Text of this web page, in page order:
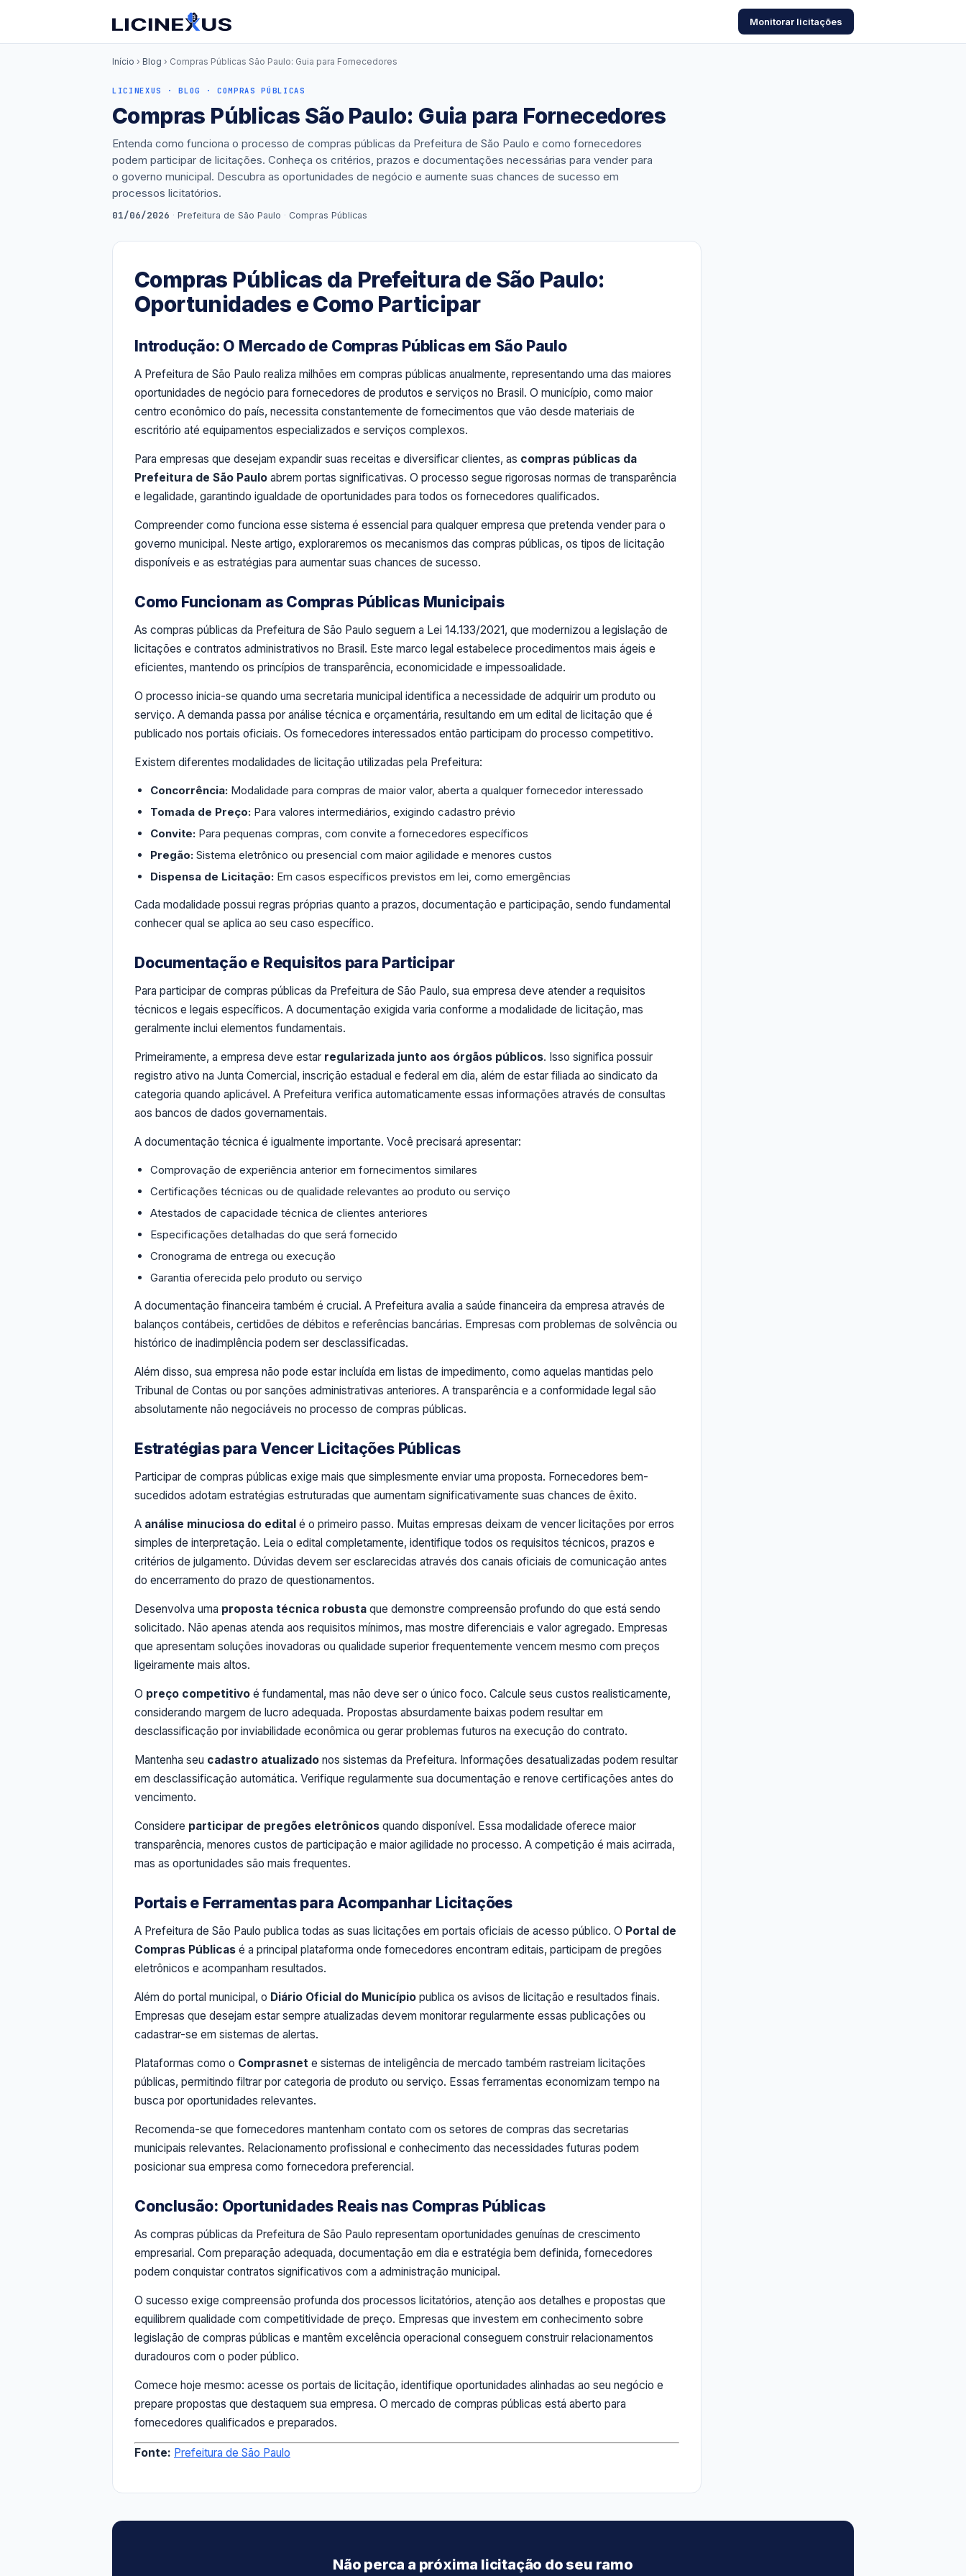
Monitorar licitações
Início › Blog › Compras Públicas São Paulo: Guia para Fornecedores
LICINEXUS · BLOG · COMPRAS PÚBLICAS
Compras Públicas São Paulo: Guia para Fornecedores
Entenda como funciona o processo de compras públicas da Prefeitura de São Paulo e como fornecedores
podem participar de licitações. Conheça os critérios, prazos e documentações necessárias para vender para
o governo municipal. Descubra as oportunidades de negócio e aumente suas chances de sucesso em
processos licitatórios.
01/06/2026 · Prefeitura de São Paulo · Compras Públicas
Compras Públicas da Prefeitura de São Paulo:
Oportunidades e Como Participar
Introdução: O Mercado de Compras Públicas em São Paulo
A Prefeitura de São Paulo realiza milhões em compras públicas anualmente, representando uma das maiores
oportunidades de negócio para fornecedores de produtos e serviços no Brasil. O município, como maior
centro econômico do país, necessita constantemente de fornecimentos que vão desde materiais de
escritório até equipamentos especializados e serviços complexos.
Para empresas que desejam expandir suas receitas e diversificar clientes, as compras públicas da
Prefeitura de São Paulo abrem portas significativas. O processo segue rigorosas normas de transparência
e legalidade, garantindo igualdade de oportunidades para todos os fornecedores qualificados.
Compreender como funciona esse sistema é essencial para qualquer empresa que pretenda vender para o
governo municipal. Neste artigo, exploraremos os mecanismos das compras públicas, os tipos de licitação
disponíveis e as estratégias para aumentar suas chances de sucesso.
Como Funcionam as Compras Públicas Municipais
As compras públicas da Prefeitura de São Paulo seguem a Lei 14.133/2021, que modernizou a legislação de
licitações e contratos administrativos no Brasil. Este marco legal estabelece procedimentos mais ágeis e
eficientes, mantendo os princípios de transparência, economicidade e impessoalidade.
O processo inicia-se quando uma secretaria municipal identifica a necessidade de adquirir um produto ou
serviço. A demanda passa por análise técnica e orçamentária, resultando em um edital de licitação que é
publicado nos portais oficiais. Os fornecedores interessados então participam do processo competitivo.
Existem diferentes modalidades de licitação utilizadas pela Prefeitura:
Concorrência: Modalidade para compras de maior valor, aberta a qualquer fornecedor interessado
Tomada de Preço: Para valores intermediários, exigindo cadastro prévio
Convite: Para pequenas compras, com convite a fornecedores específicos
Pregão: Sistema eletrônico ou presencial com maior agilidade e menores custos
Dispensa de Licitação: Em casos específicos previstos em lei, como emergências
Cada modalidade possui regras próprias quanto a prazos, documentação e participação, sendo fundamental
conhecer qual se aplica ao seu caso específico.
Documentação e Requisitos para Participar
Para participar de compras públicas da Prefeitura de São Paulo, sua empresa deve atender a requisitos
técnicos e legais específicos. A documentação exigida varia conforme a modalidade de licitação, mas
geralmente inclui elementos fundamentais.
Primeiramente, a empresa deve estar regularizada junto aos órgãos públicos. Isso significa possuir
registro ativo na Junta Comercial, inscrição estadual e federal em dia, além de estar filiada ao sindicato da
categoria quando aplicável. A Prefeitura verifica automaticamente essas informações através de consultas
aos bancos de dados governamentais.
A documentação técnica é igualmente importante. Você precisará apresentar:
Comprovação de experiência anterior em fornecimentos similares
Certificações técnicas ou de qualidade relevantes ao produto ou serviço
Atestados de capacidade técnica de clientes anteriores
Especificações detalhadas do que será fornecido
Cronograma de entrega ou execução
Garantia oferecida pelo produto ou serviço
A documentação financeira também é crucial. A Prefeitura avalia a saúde financeira da empresa através de
balanços contábeis, certidões de débitos e referências bancárias. Empresas com problemas de solvência ou
histórico de inadimplência podem ser desclassificadas.
Além disso, sua empresa não pode estar incluída em listas de impedimento, como aquelas mantidas pelo
Tribunal de Contas ou por sanções administrativas anteriores. A transparência e a conformidade legal são
absolutamente não negociáveis no processo de compras públicas.
Estratégias para Vencer Licitações Públicas
Participar de compras públicas exige mais que simplesmente enviar uma proposta. Fornecedores bem-
sucedidos adotam estratégias estruturadas que aumentam significativamente suas chances de êxito.
A análise minuciosa do edital é o primeiro passo. Muitas empresas deixam de vencer licitações por erros
simples de interpretação. Leia o edital completamente, identifique todos os requisitos técnicos, prazos e
critérios de julgamento. Dúvidas devem ser esclarecidas através dos canais oficiais de comunicação antes
do encerramento do prazo de questionamentos.
Desenvolva uma proposta técnica robusta que demonstre compreensão profundo do que está sendo
solicitado. Não apenas atenda aos requisitos mínimos, mas mostre diferenciais e valor agregado. Empresas
que apresentam soluções inovadoras ou qualidade superior frequentemente vencem mesmo com preços
ligeiramente mais altos.
O preço competitivo é fundamental, mas não deve ser o único foco. Calcule seus custos realisticamente,
considerando margem de lucro adequada. Propostas absurdamente baixas podem resultar em
desclassificação por inviabilidade econômica ou gerar problemas futuros na execução do contrato.
Mantenha seu cadastro atualizado nos sistemas da Prefeitura. Informações desatualizadas podem resultar
em desclassificação automática. Verifique regularmente sua documentação e renove certificações antes do
vencimento.
Considere participar de pregões eletrônicos quando disponível. Essa modalidade oferece maior
transparência, menores custos de participação e maior agilidade no processo. A competição é mais acirrada,
mas as oportunidades são mais frequentes.
Portais e Ferramentas para Acompanhar Licitações
A Prefeitura de São Paulo publica todas as suas licitações em portais oficiais de acesso público. O Portal de
Compras Públicas é a principal plataforma onde fornecedores encontram editais, participam de pregões
eletrônicos e acompanham resultados.
Além do portal municipal, o Diário Oficial do Município publica os avisos de licitação e resultados finais.
Empresas que desejam estar sempre atualizadas devem monitorar regularmente essas publicações ou
cadastrar-se em sistemas de alertas.
Plataformas como o Comprasnet e sistemas de inteligência de mercado também rastreiam licitações
públicas, permitindo filtrar por categoria de produto ou serviço. Essas ferramentas economizam tempo na
busca por oportunidades relevantes.
Recomenda-se que fornecedores mantenham contato com os setores de compras das secretarias
municipais relevantes. Relacionamento profissional e conhecimento das necessidades futuras podem
posicionar sua empresa como fornecedora preferencial.
Conclusão: Oportunidades Reais nas Compras Públicas
As compras públicas da Prefeitura de São Paulo representam oportunidades genuínas de crescimento
empresarial. Com preparação adequada, documentação em dia e estratégia bem definida, fornecedores
podem conquistar contratos significativos com a administração municipal.
O sucesso exige compreensão profunda dos processos licitatórios, atenção aos detalhes e propostas que
equilibrem qualidade com competitividade de preço. Empresas que investem em conhecimento sobre
legislação de compras públicas e mantêm excelência operacional conseguem construir relacionamentos
duradouros com o poder público.
Comece hoje mesmo: acesse os portais de licitação, identifique oportunidades alinhadas ao seu negócio e
prepare propostas que destaquem sua empresa. O mercado de compras públicas está aberto para
fornecedores qualificados e preparados.
Fonte: Prefeitura de São Paulo
Não perca a próxima licitação do seu ramo